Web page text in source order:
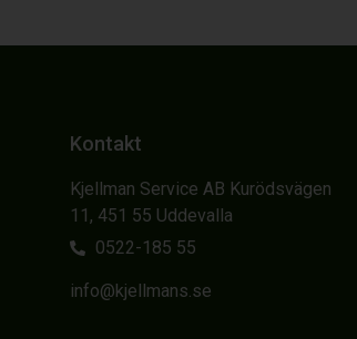
Kontakt
Kjellman Service AB Kurödsvägen
11, 451 55 Uddevalla
0522-185 55
info@kjellmans.se